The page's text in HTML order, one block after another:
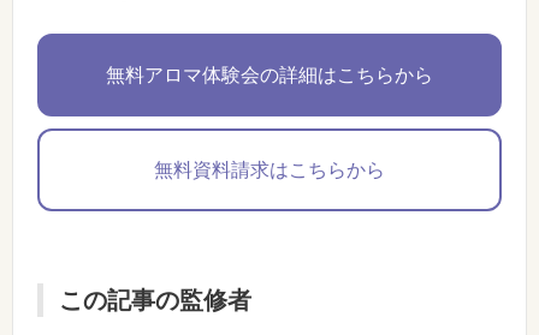
無料アロマ体験会の詳細はこちらから
無料資料請求はこちらから
この記事の監修者